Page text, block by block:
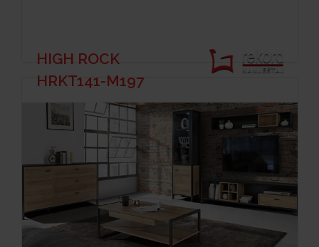
HIGH ROCK
HRKT141-M197